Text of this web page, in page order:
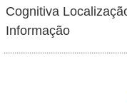
Cognitiva
Informação